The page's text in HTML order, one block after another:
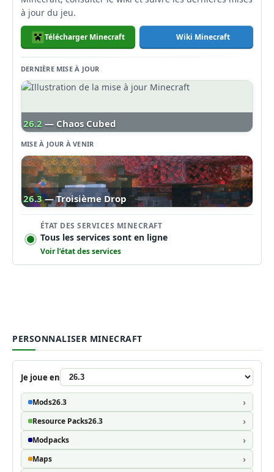
à jour du jeu.
Télécharger Minecraft Wiki Minecraft
DERNIÈRE MISE À JOUR
26.2 — Chaos Cubed
MISE À JOUR À VENIR
26.3 — Troisième Drop
ÉTAT DES SERVICES MINECRAFT
Tous les services sont en ligne
Voir l’état des services
PERSONNALISER MINECRAFT
Je joue en
Mods26.3
Resource Packs26.3
Modpacks
Maps